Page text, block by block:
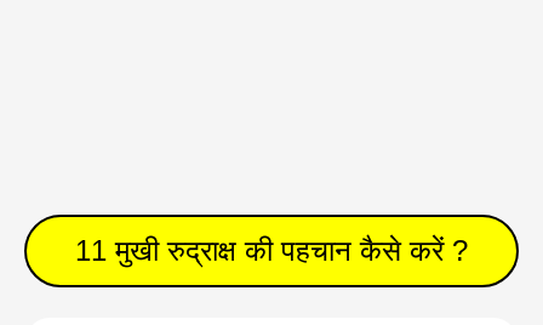
11 मुखी रुद्राक्ष की पहचान कैसे करें ?